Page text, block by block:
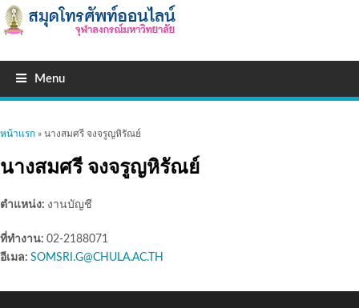
Menu
คุณอยู่ที่นี่
หน้าแรก » นางสมศรี จงจรูญหิรัณย์
นางสมศรี จงจรูญหิรัณย์
ตำแหน่ง: งานบัญชี
ที่ทำงาน: 02-2188071
อีเมล: SOMSRI.G@CHULA.AC.TH